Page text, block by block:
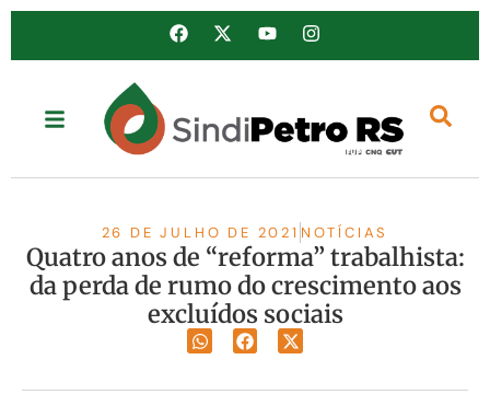
26 DE JULHO DE 2021 NOTÍCIAS
Quatro anos de “reforma” trabalhista:
da perda de rumo do crescimento aos
excluídos sociais